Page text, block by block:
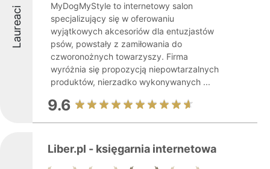
Laureaci
MyDogMyStyle to internetowy salon
specjalizujący się w oferowaniu
wyjątkowych akcesoriów dla entuzjastów
psów, powstały z zamiłowania do
czworonożnych towarzyszy. Firma
wyróżnia się propozycją niepowtarzalnych
produktów, nierzadko wykonywanych ...
9.6
Liber.pl - księgarnia internetowa